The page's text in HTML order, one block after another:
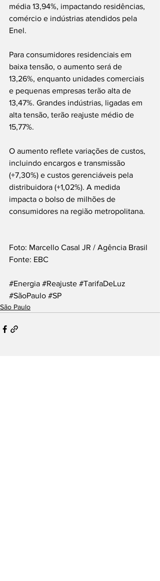
média 13,94%, impactando residências,
comércio e indústrias atendidos pela
Enel.
Para consumidores residenciais em
baixa tensão, o aumento será de
13,26%, enquanto unidades comerciais
e pequenas empresas terão alta de
13,47%. Grandes indústrias, ligadas em
alta tensão, terão reajuste médio de
15,77%.
O aumento reflete variações de custos,
incluindo encargos e transmissão
(+7,30%) e custos gerenciáveis pela
distribuidora (+1,02%). A medida
impacta o bolso de milhões de
consumidores na região metropolitana.
Foto: Marcello Casal JR / Agência Brasil
Fonte: EBC
#Energia #Reajuste #TarifaDeLuz
#SãoPaulo #SP
São Paulo